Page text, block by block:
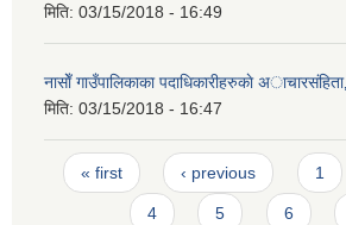
मिति: 03/15/2018 - 16:49
नासाेँ गाउँपालिकाका पदाधिकारीहरुकाे
मिति: 03/15/2018 - 16:47
Pages
« first ‹ previous 1
4 5 6